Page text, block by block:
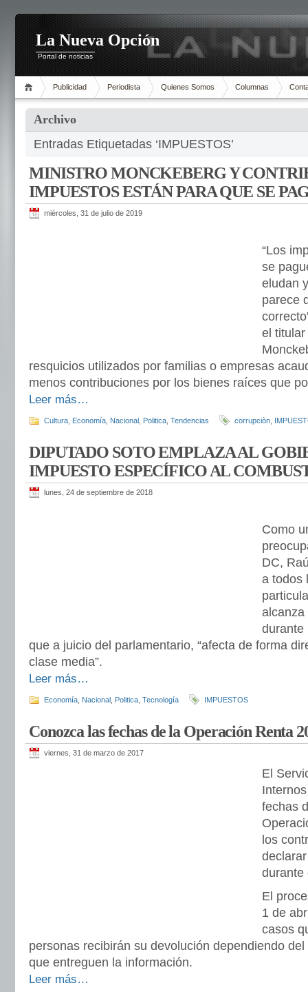
La Nueva Opción
Portal de noticias
Publicidad Periodista Quienes Somos Columnas
Archivo
Entradas Etiquetadas ‘IMPUESTOS’
MINISTRO MONCKEBERG Y
IMPUESTOS ESTÁN PARA QUE SE
miércoles, 31 de julio de 2019
“Los
se
eludan
parece
el
resquicios utilizados por familias o empresas
menos contribuciones por los bienes raíces que
Leer más…
Cultura Economía Nacional Politica Tendencias corrupciòn
DIPUTADO SOTO EMPLAZA AL
IMPUESTO ESPECÍFICO AL
lunes, 24 de septiembre de 2018
Como
DC,
a todos
alcanza
durante
que a juicio del parlamentario, “afecta de forma
clase media”.
Leer más…
Economía Nacional Politica Tecnología IMPUESTOS
Conozca las fechas de la Operación Renta
viernes, 31 de marzo de 2017
El
fechas
los
durante
El
1 de
casos
personas recibirán su devolución dependiendo
que entreguen la información.
Leer más…